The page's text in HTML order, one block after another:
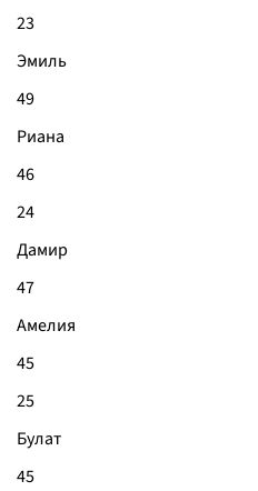
23
Эмиль
49
Риана
46
24
Дамир
47
Амелия
45
25
Булат
45